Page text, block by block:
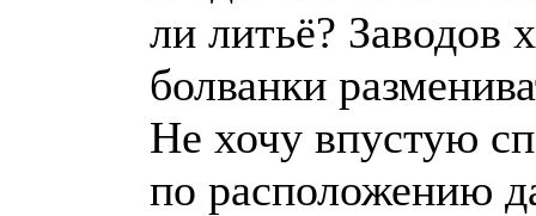
ли литьё? Заводов
болванки
Не хочу впустую
по расположению